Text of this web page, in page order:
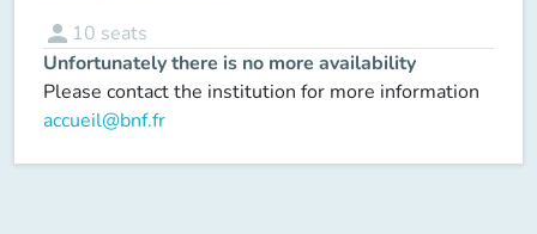
person 10 seats
Unfortunately there is no more availability
Please contact the institution for more information
accueil@bnf.fr